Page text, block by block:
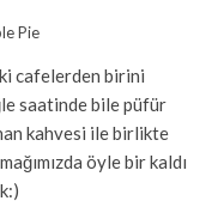
Pie
cafelerden birini
saatinde bile püfür
kahvesi ile birlikte
öyle bir kaldı